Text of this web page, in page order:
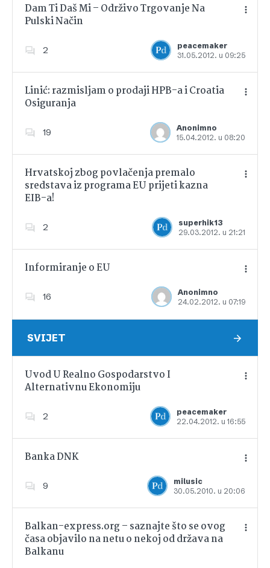
Dam Ti Daš Mi – Održivo Trgovanje Na
Pulski Način
2
peacemaker
31.05.2012. u 09:25
Dodajte u favorite
Linić: razmisljam o prodaji HPB-a i Croatia
Osiguranja
19
Anonimno
15.04.2012. u 08:20
Dodajte u favorite
Hrvatskoj zbog povlačenja premalo
sredstava iz programa EU prijeti kazna
EIB-a!
2
superhik13
29.03.2012. u 21:21
Informiranje o EU
16
Anonimno
24.02.2012. u 07:19
Dodajte u favorite
SVIJET
Uvod U Realno Gospodarstvo I
Alternativnu Ekonomiju
2
peacemaker
22.04.2012. u 16:55
Dodajte u favorite
Banka DNK
9
milusic
30.05.2010. u 20:06
Dodajte u favorite
Balkan-express.org – saznajte što se ovog
časa objavilo na netu o nekoj od država na
Balkanu